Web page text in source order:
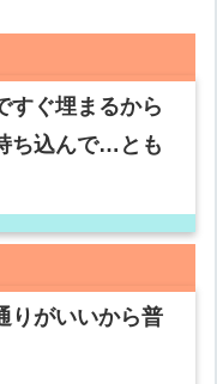
すぐ埋まるから
ち込んで…とも
りがいいから普